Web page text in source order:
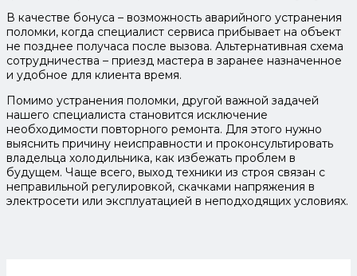
В качестве бонуса – возможность аварийного устранения
поломки, когда специалист сервиса прибывает на объект
не позднее получаса после вызова. Альтернативная схема
сотрудничества – приезд мастера в заранее назначенное
и удобное для клиента время.
Помимо устранения поломки, другой важной задачей
нашего специалиста становится исключение
необходимости повторного ремонта. Для этого нужно
выяснить причину неисправности и проконсультировать
владельца холодильника, как избежать проблем в
будущем. Чаще всего, выход техники из строя связан с
неправильной регулировкой, скачками напряжения в
электросети или эксплуатацией в неподходящих условиях.